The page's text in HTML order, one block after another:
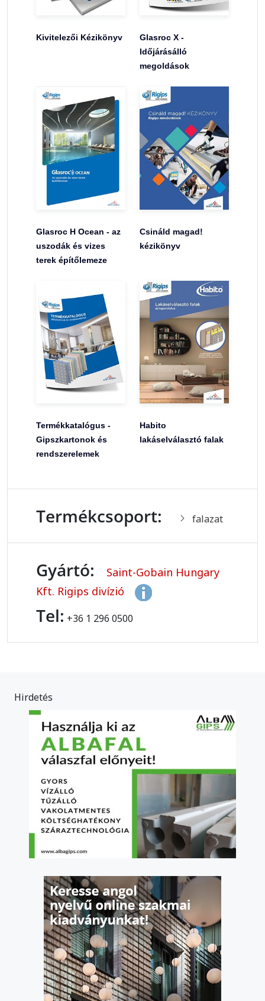
Kivitelezői Kézikönyv
Glasroc X -
Időjárásálló
megoldások
Glasroc H Ocean - az
uszodák és vizes
terek építőlemeze
Csináld magad!
kézikönyv
Termékkatalógus -
Gipszkartonok és
rendszerelemek
Habito
lakáselválasztó falak
Termékcsoport: falazat
Gyártó:
Saint-Gobain Hungary
Kft. Rigips divízió
Tel: +36 1 296 0500
Hirdetés